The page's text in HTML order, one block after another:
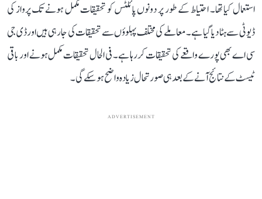
استعمال کیا تھا۔ احتیاط کے طور پر دونوں پائلٹس کو تحقیقات مکمل ہونے تک پرواز کی
ڈیوٹی سے ہٹا دیا گیا ہے۔ معاملے کی مختلف پہلوؤں سے تحقیقات کی جا رہی ہیں اورڈی جی
سی اے بھی پورے واقعے کی تحقیقات کر رہا ہے۔ فی الحال تحقیقات مکمل ہونے اور باقی
ٹیسٹ کے نتائج آنے کے بعد ہی صورتحال زیادہ واضح ہو سکے گی۔
ADVERTISEMENT